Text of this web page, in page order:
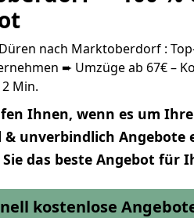
nach Marktoberdorf :
➨ Umzüge ab 67€ –
Min.
Ihnen, wenn es um
& unverbindlich Angebote
Sie das beste Angebot für
kostenlose